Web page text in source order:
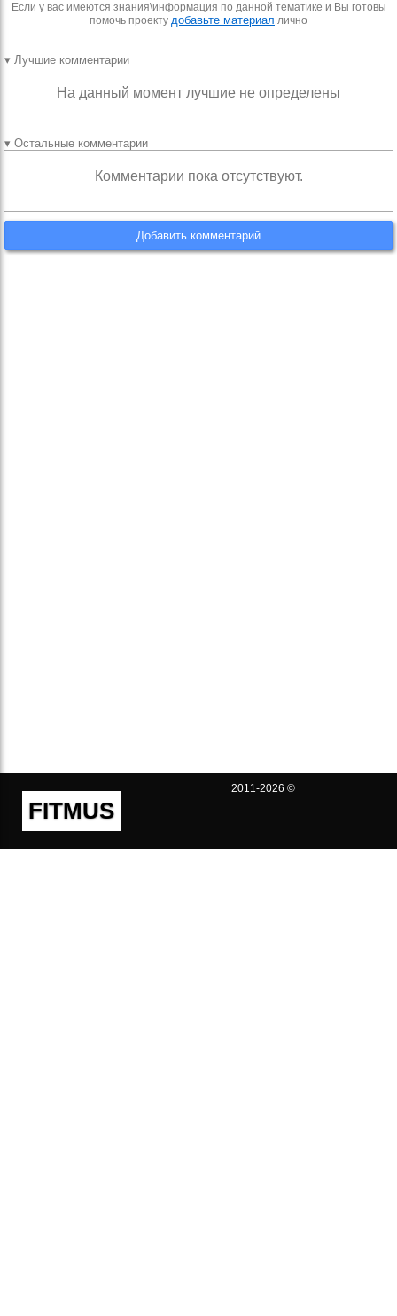
Если у вас имеются знания\информация по данной тематике и Вы готовы
помочь проекту добавьте материал лично
▾ Лучшие комментарии
На данный момент лучшие не определены
▾ Остальные комментарии
Комментарии пока отсутствуют.
Добавить комментарий
FITMUS
2011-2026 ©